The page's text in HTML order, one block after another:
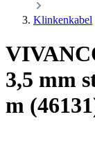
Klinkenkabel
3,5 mm
m